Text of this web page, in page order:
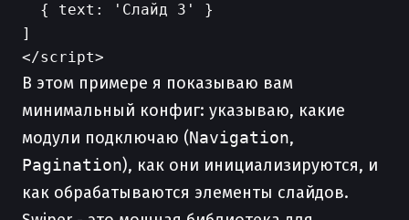
  { text: 'Слайд 3' }
]
В этом примере я показываю вам
минимальный конфиг: указываю, какие
модули подключаю (Navigation,
Pagination), как они инициализируются, и
как обрабатываются элементы слайдов.